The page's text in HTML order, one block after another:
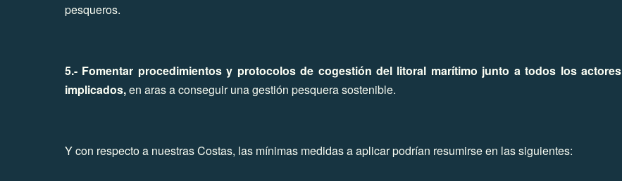
pesqueros.
5.- Fomentar procedimientos y protocolos de cogestión del litoral marítimo junto a todos los actores
implicados,en aras a conseguir una gestión pesquera sostenible.
Y con respecto a nuestras Costas, las mínimas medidas a aplicar podrían resumirse en las siguientes: